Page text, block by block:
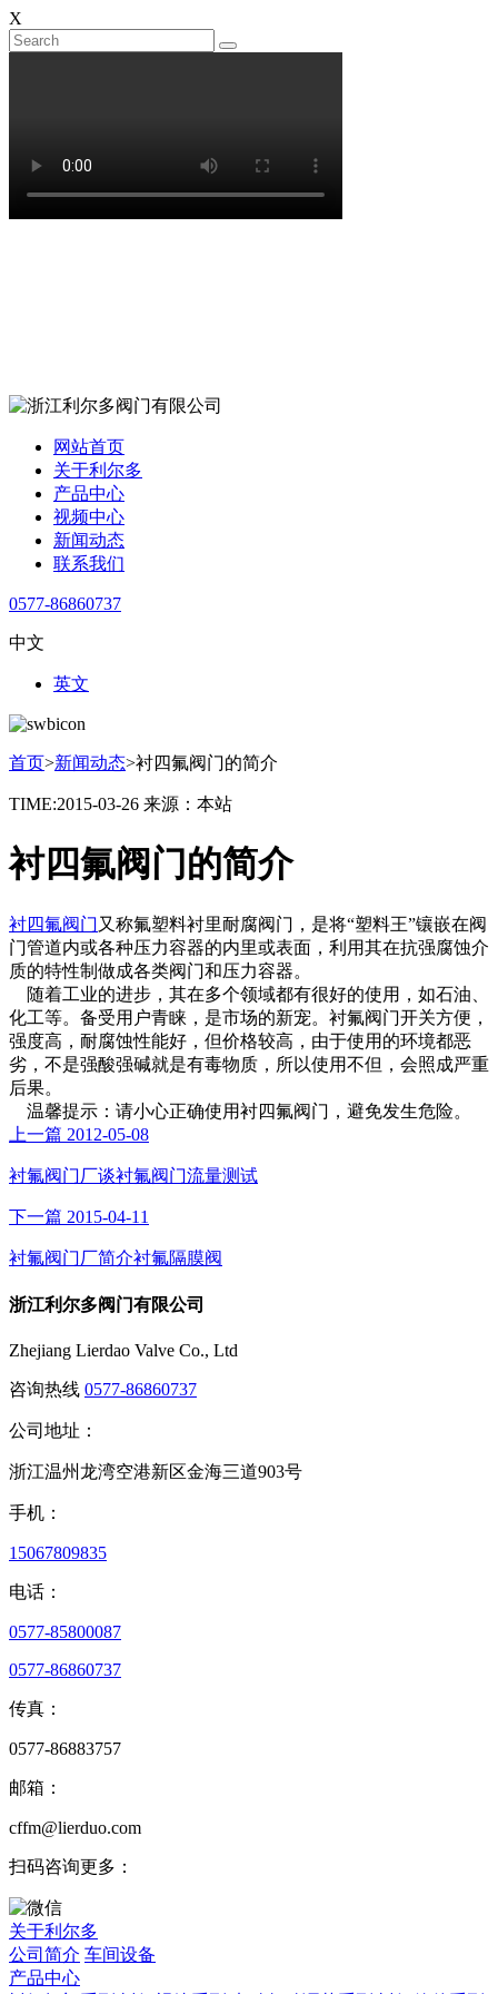
X
网站首页
关于利尔多
产品中心
视频中心
新闻动态
联系我们
0577-86860737
中文
英文
首页>新闻动态>衬四氟阀门的简介
TIME:2015-03-26 来源：本站
衬四氟阀门的简介
衬四氟阀门 又称氟塑料衬里耐腐阀门，是将“塑料王”镶嵌在阀
门管道内或各种压力容器的内里或表面，利用其在抗强腐蚀介
质的特性制做成各类阀门和压力容器。
随着工业的进步，其在多个领域都有很好的使用，如石油、
化工等。备受用户青睐，是市场的新宠。衬氟阀门开关方便，
强度高，耐腐蚀性能好，但价格较高，由于使用的环境都恶
劣，不是强酸强碱就是有毒物质，所以使用不但，会照成严重
后果。
温馨提示：请小心正确使用衬四氟阀门，避免发生危险。
上一篇 2012-05-08
衬氟阀门厂谈衬氟阀门流量测试
下一篇 2015-04-11
衬氟阀门厂简介衬氟隔膜阀
浙江利尔多阀门有限公司
Zhejiang Lierdao Valve Co., Ltd
咨询热线 0577-86860737
公司地址：
浙江温州龙湾空港新区金海三道903号
手机：
15067809835
电话：
0577-85800087
0577-86860737
传真：
0577-86883757
邮箱：
cffm@lierduo.com
扫码咨询更多：
关于利尔多
公司简介 车间设备
产品中心